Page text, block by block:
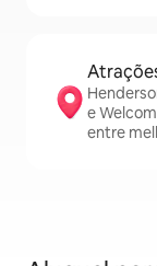
e
entre